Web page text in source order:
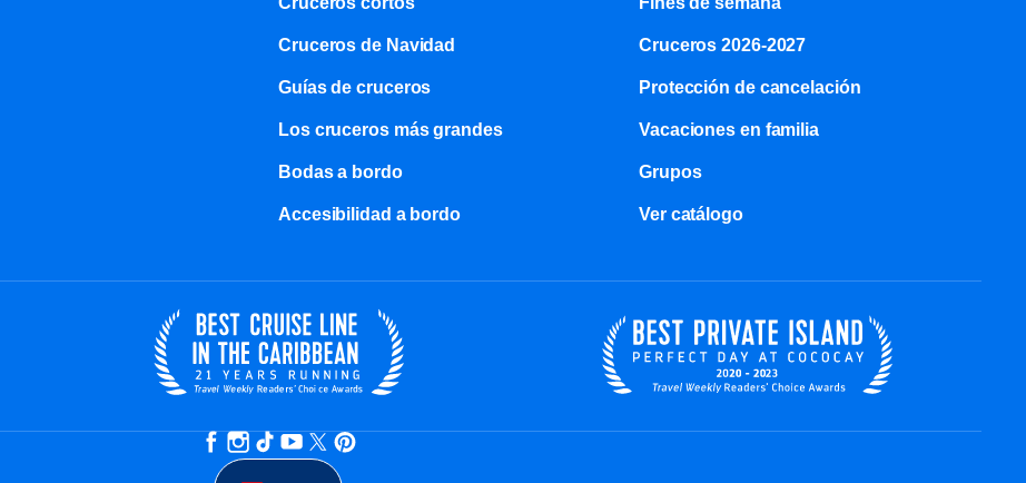
Cruceros de Navidad Cruceros 2026-2027
Guías de cruceros Protección de cancelación
Los cruceros más grandes Vacaciones en familia
Bodas a bordo Grupos
Accesibilidad a bordo Ver catálogo